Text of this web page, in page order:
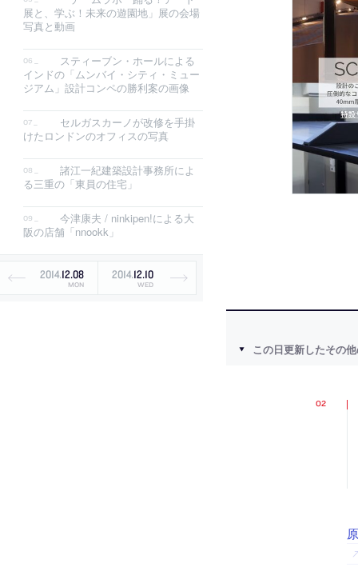
展と、学ぶ！未来の遊園地」展の会場
写真と動画
スティーブン・ホールによる
インドの「ムンバイ・シティ・ミュー
ジアム」設計コンペの勝利案の画像
セルガスカーノが改修を手掛
けたロンドンのオフィスの写真
諸江一紀建築設計事務所によ
る三重の「東員の住宅」
今津康夫 / ninkipen!による大
阪の店舗「nnookk」
2014.12.08
MON
2014.12.10
WED
この日更新したその